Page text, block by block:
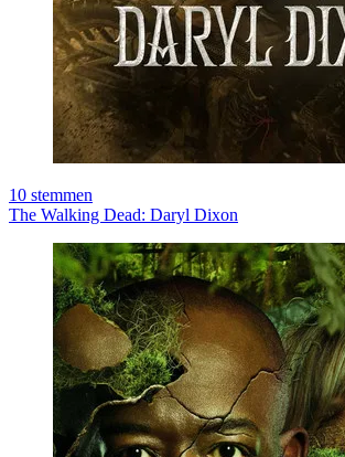
10 stemmen
The Walking Dead: Daryl Dixon